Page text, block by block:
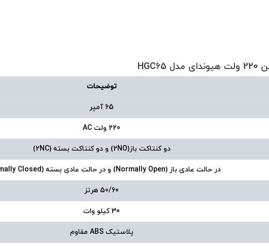
توضیحات
65 آمپر
220 ولت AC
دو کنتاکت باز(2NO) و دو کنتاکت بسته (2NC)
در حالت عادی باز (Normally Open) و در حالت عادی بسته (Normally Closed)
50/60 هرتز
30 کیلو وات
پلاستیک ABS مقاوم